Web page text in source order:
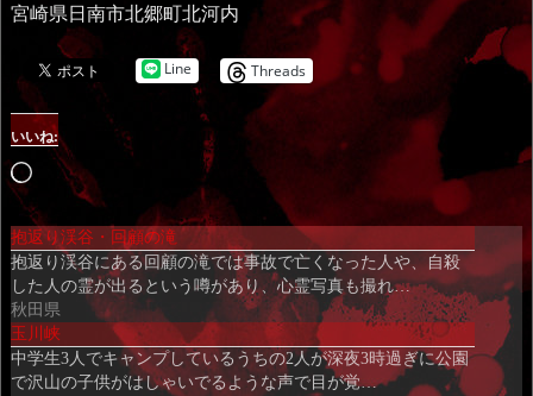
宮崎県日南市北郷町北河内
Line Threads
いいね:
読
み
込
み
中…
抱返り渓谷・回顧の滝
抱返り渓谷にある回顧の滝では事故で亡くなった人や、自殺
した人の霊が出るという噂があり、心霊写真も撮れ…
秋田県
玉川峡
中学生3人でキャンプしているうちの2人が深夜3時過ぎに公園
で沢山の子供がはしゃいでるような声で目が覚…